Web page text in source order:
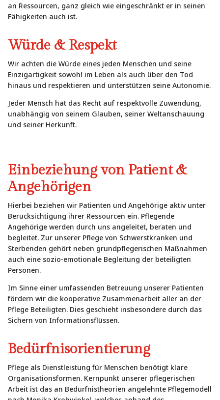
an Ressourcen, ganz gleich wie eingeschränkt er in seinen
Fähigkeiten auch ist.
Würde & Respekt
Wir achten die Würde eines jeden Menschen und seine
Einzigartigkeit sowohl im Leben als auch über den Tod
hinaus und respektieren und unterstützen seine Autonomie.
Jeder Mensch hat das Recht auf respektvolle Zuwendung,
unabhängig von seinem Glauben, seiner Weltanschauung
und seiner Herkunft.
Einbeziehung von Patient &
Angehörigen
Hierbei beziehen wir Patienten und Angehörige aktiv unter
Berücksichtigung ihrer Ressourcen ein. Pflegende
Angehörige werden durch uns angeleitet, beraten und
begleitet. Zur unserer Pflege von Schwerstkranken und
Sterbenden gehört neben grundpflegerischen Maßnahmen
auch eine sozio-emotionale Begleitung der beteiligten
Personen.
Im Sinne einer umfassenden Betreuung unserer Patienten
fördern wir die kooperative Zusammenarbeit aller an der
Pflege Beteiligten. Dies geschieht insbesondere durch das
Sichern von Informationsflüssen.
Bedürfnisorientierung
Pflege als Dienstleistung für Menschen benötigt klare
Organisationsformen. Kernpunkt unserer pflegerischen
Arbeit ist das an Bedürfnistheorien angelehnte Pflegemodell